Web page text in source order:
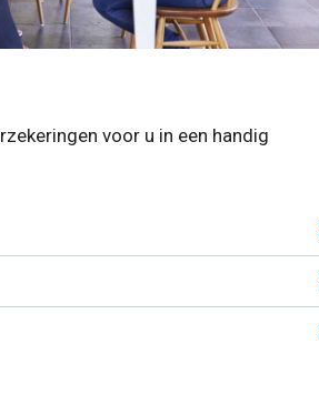
voor u in een handig